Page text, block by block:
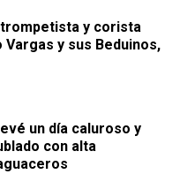
y corista
y sus Beduinos,
un día caluroso y
con alta